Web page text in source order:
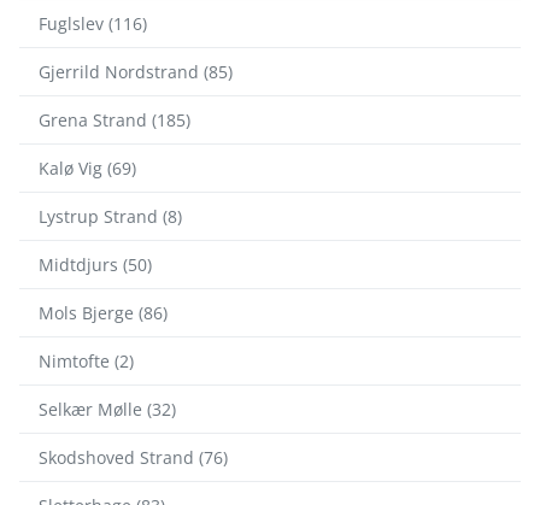
Fuglslev (116)
Gjerrild Nordstrand (85)
Grena Strand (185)
Kalø Vig (69)
Lystrup Strand (8)
Midtdjurs (50)
Mols Bjerge (86)
Nimtofte (2)
Selkær Mølle (32)
Skodshoved Strand (76)